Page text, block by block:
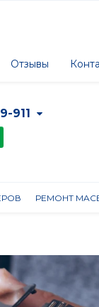
Отзывы
911
РЕМОНТ